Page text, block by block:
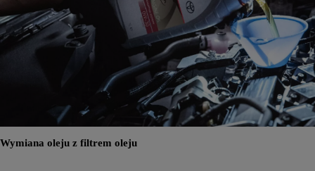
Wymiana oleju z filtrem oleju